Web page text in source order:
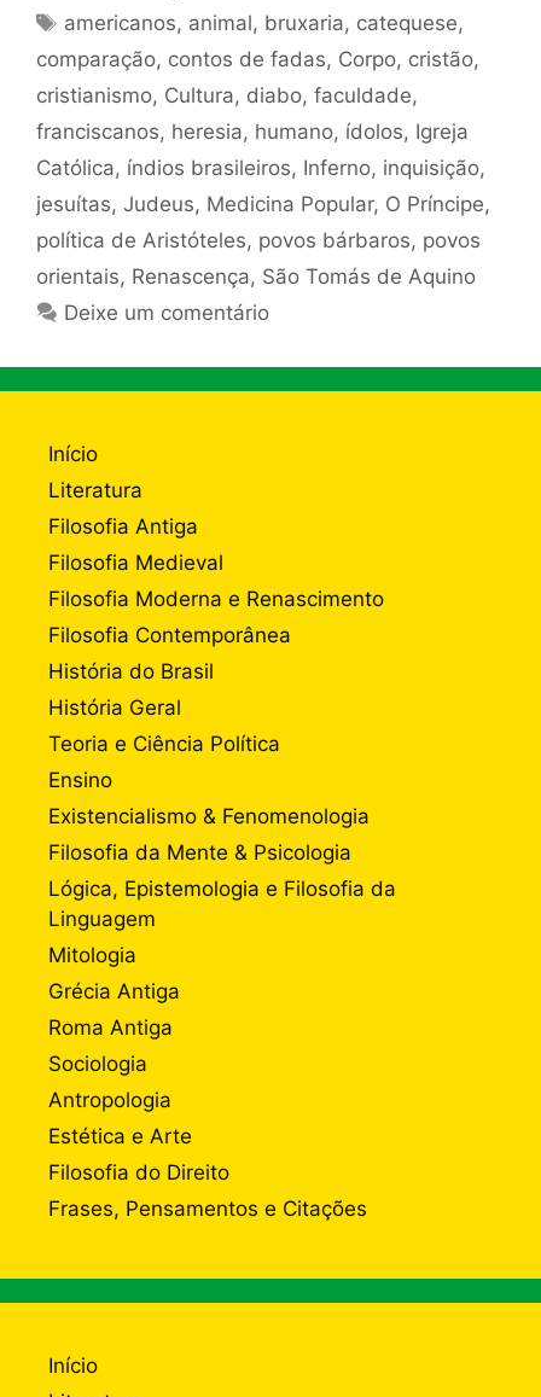
Tags
americanos, animal, bruxaria, catequese,
comparação, contos de fadas, Corpo, cristão,
cristianismo, Cultura, diabo, faculdade,
franciscanos, heresia, humano, ídolos, Igreja
Católica, índios brasileiros, Inferno, inquisição,
jesuítas, Judeus, Medicina Popular, O Príncipe,
política de Aristóteles, povos bárbaros, povos
orientais, Renascença, São Tomás de Aquino
Deixe um comentário
Início
Literatura
Filosofia Antiga
Filosofia Medieval
Filosofia Moderna e Renascimento
Filosofia Contemporânea
História do Brasil
História Geral
Teoria e Ciência Política
Ensino
Existencialismo & Fenomenologia
Filosofia da Mente & Psicologia
Lógica, Epistemologia e Filosofia da
Linguagem
Mitologia
Grécia Antiga
Roma Antiga
Sociologia
Antropologia
Estética e Arte
Filosofia do Direito
Frases, Pensamentos e Citações
Início